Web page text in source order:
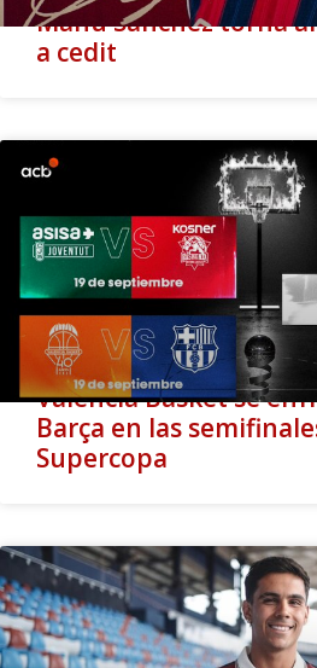
Manu Sánchez torna
a cedit
Valencia Basket se
Barça en las
Supercopa